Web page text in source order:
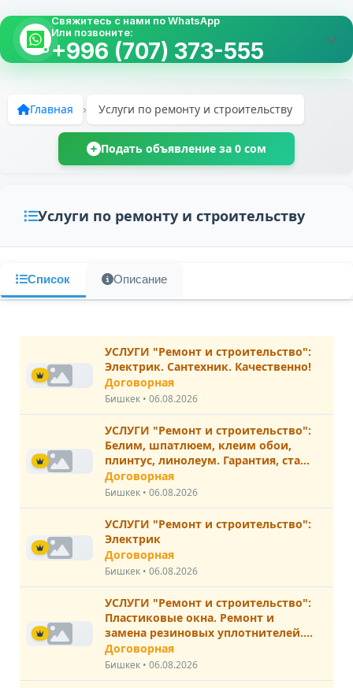
Свяжитесь с нами по WhatsApp
Или позвоните:
+996 (707) 373-555
Главная › Услуги по ремонту и строительству
Подать объявление за 0 сом
Услуги по ремонту и строительству
Список Описание
УСЛУГИ "Ремонт и строительство":
Электрик. Сантехник. Качественно!
Договорная
Бишкек • 06.08.2026
УСЛУГИ "Ремонт и строительство":
Белим, шпатлюем, клеим обои,
плинтус, линолеум. Гарантия, стаж
20 лет
Договорная
Бишкек • 06.08.2026
УСЛУГИ "Ремонт и строительство":
Электрик
Договорная
Бишкек • 06.08.2026
УСЛУГИ "Ремонт и строительство":
Пластиковые окна. Ремонт и
замена резиновых уплотнителей.
Москитные сетки
Договорная
Бишкек • 06.08.2026